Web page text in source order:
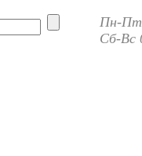
Пн-Пт
Сб-Вс